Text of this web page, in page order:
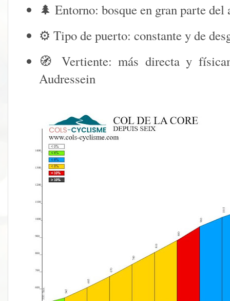
🌲 Entorno: bosque en gran parte del
⚙️ Tipo de puerto: constante y de
🧭 Vertiente: más directa y
Audressein